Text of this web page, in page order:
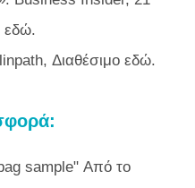
εδώ.
Διαθέσιμο εδώ.
sample" Από το